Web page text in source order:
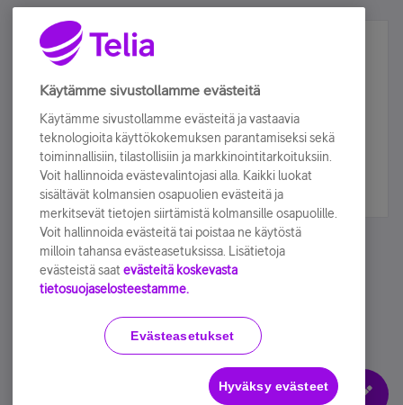
Älä jää paitsi – osallistu ja voita!
Tilaa Telian uutiskirje ja olet mukana arvonnassa.
sähköpostiisi.
Tilaa nyt
Käyttöehdot Accessibility statement
Evästeasetukset
Käytämme sivustollamme evästeitä
Käytämme sivustollamme evästeitä ja vastaavia
teknologioita käyttökokemuksen parantamiseksi sekä
toiminnallisiin, tilastollisiin ja markkinointitarkoituksiin.
Voit hallinnoida evästevalintojasi alla. Kaikki luokat
sisältävät kolmansien osapuolien evästeitä ja
merkitsevät tietojen siirtämistä kolmansille osapuolille.
Voit hallinnoida evästeitä tai poistaa ne käytöstä
milloin tahansa evästeasetuksissa. Lisätietoja
evästeistä saat evästeitä koskevasta
tietosuojaselosteestamme.
Evästeasetukset
Hyväksy evästeet